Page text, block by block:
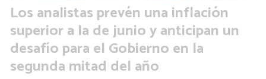
Los analistas prevén una inflación
superior a la de junio y anticipan un
desafío para el Gobierno en la
segunda mitad del año